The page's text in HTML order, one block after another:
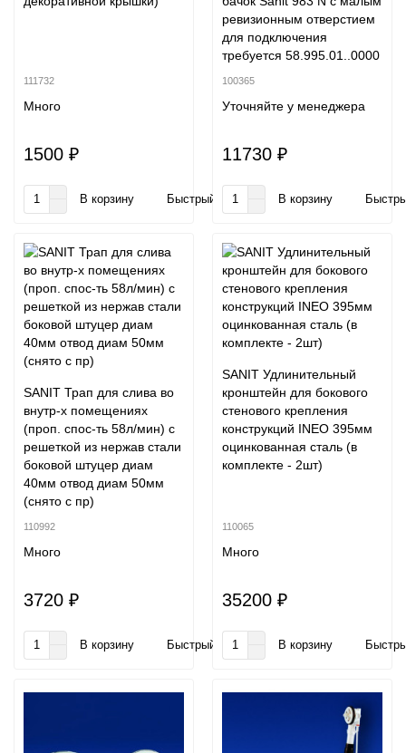
111732
Много
1500 ₽
В корзину Быстрый заказ
ревизионным отверстием
для подключения
требуется 58.995.01..0000
100365
Уточняйте у менеджера
11730 ₽
В корзину
SANIT Трап для слива во
внутр-х помещениях
(проп. спос-ть 58л/мин) с
решеткой из нержав стали
боковой штуцер диам
40мм отвод диам 50мм
(снято с пр)
110992
Много
3720 ₽
В корзину Быстрый заказ
SANIT Удлинительный
кронштейн для бокового
стенового крепления
конструкций INEO 395мм
оцинкованная сталь (в
комплекте - 2шт)
110065
Много
35200 ₽
В корзину